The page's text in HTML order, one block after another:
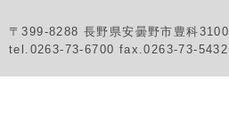
〒399-8288 長野県安曇野市豊科3100
tel.0263-73-6700 fax.0263-73-5432